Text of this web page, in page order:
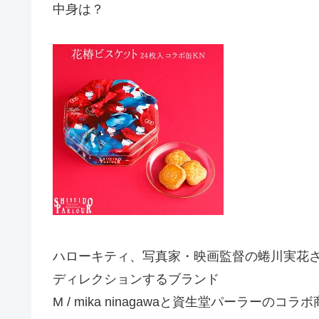
中身は？
ハローキティ、写真家・映画監督の蜷川実花
ディレクションするブランド
M / mika ninagawaと資生堂パーラーのコラボ